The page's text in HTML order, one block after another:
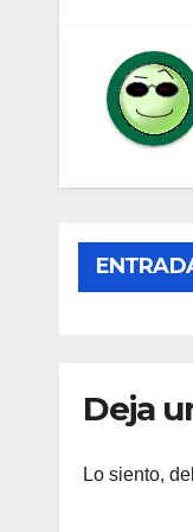
Deja
Lo siento,